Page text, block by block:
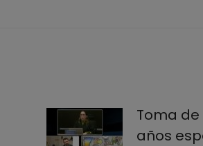
Toma de
años